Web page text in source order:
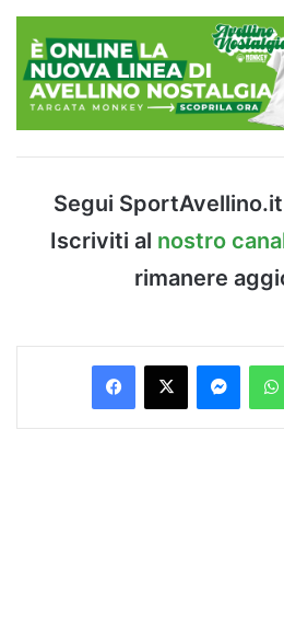
Segui
Iscriviti al nostro
rimanere
Facebook
X